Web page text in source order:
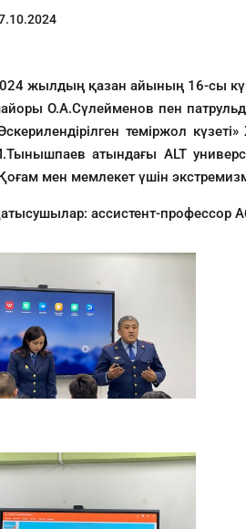
жылдың қазан айының 16-сы
О.А.Сүлейменов пен
теміржол
атындағы ALT
мен мемлекет үшін
ассистент-профессор